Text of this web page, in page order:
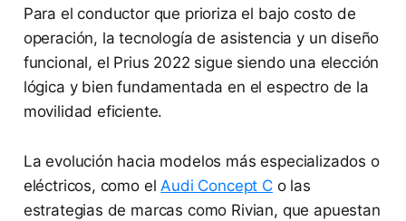
Para el conductor que prioriza el bajo costo de
operación, la tecnología de asistencia y un diseño
funcional, el Prius 2022 sigue siendo una elección
lógica y bien fundamentada en el espectro de la
movilidad eficiente.
La evolución hacia modelos más especializados o
eléctricos, como el Audi Concept Co las
estrategias de marcas como Rivian, que apuestan